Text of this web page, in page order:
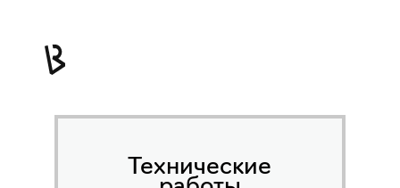
Технические